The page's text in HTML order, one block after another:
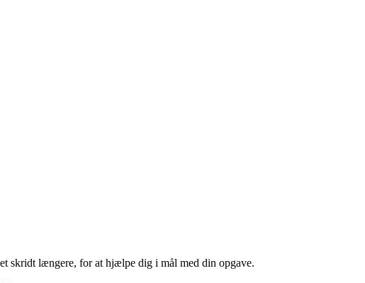
skridt længere, for at hjælpe dig i mål med din opgave.